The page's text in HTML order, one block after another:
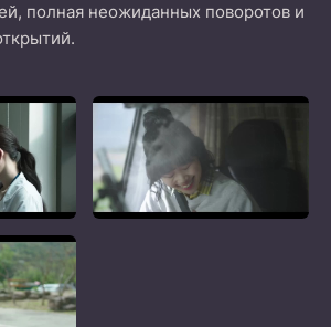
полная неожиданных поворотов и